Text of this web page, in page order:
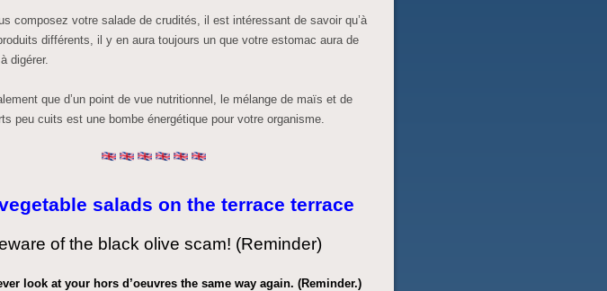
composez votre salade de crudités, il est intéressant de savoir qu’à
différents, il y en aura toujours un que votre estomac aura de
digérer.
que d’un point de vue nutritionnel, le mélange de maïs et de
peu cuits est une bombe énergétique pour votre organisme.
salads on the terrace terrace
of the black olive scam! (Reminder)
look at your hors d’oeuvres the same way again. (Reminder.)